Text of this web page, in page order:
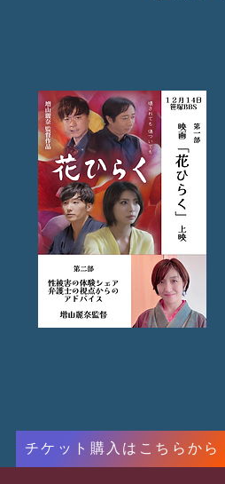
チケット購入はこちらから